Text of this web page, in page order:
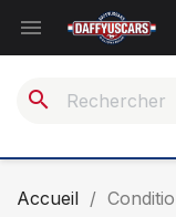

search
Accueil